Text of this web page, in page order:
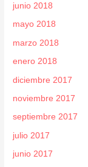
junio 2018
mayo 2018
marzo 2018
enero 2018
diciembre 2017
noviembre 2017
septiembre 2017
julio 2017
junio 2017